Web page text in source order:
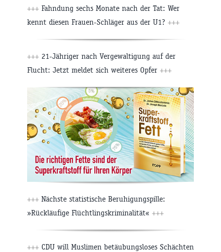
+++ Fahndung sechs Monate nach der Tat: Wer
kennt diesen Frauen-Schläger aus der U1? +++
+++ 21-Jähriger nach Vergewaltigung auf der
Flucht: Jetzt meldet sich weiteres Opfer +++
+++ Nächste statistische Beruhigungspille:
»Rückläufige Flüchtlingskriminalität« +++
+++ CDU will Muslimen betäubungsloses Schächten